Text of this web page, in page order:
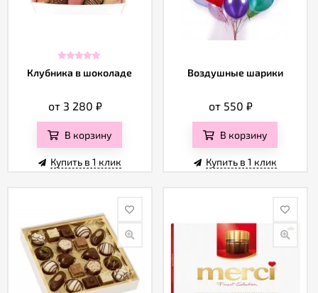
Клубника в шоколаде
от 3 280₽
В корзину
Купить в 1 клик
Воздушные шарики
от 550₽
В корзину
Купить в 1 клик